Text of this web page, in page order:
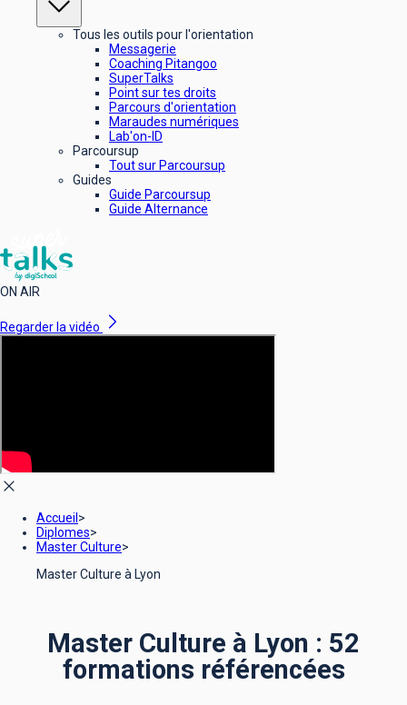
Tous les outils pour l'orientation
Messagerie
Coaching Pitangoo
SuperTalks
Point sur tes droits
Parcours d'orientation
Maraudes numériques
Lab'on-ID
Parcoursup
Tout sur Parcoursup
Guides
Guide Parcoursup
Guide Alternance
ON AIR
Regarder la vidéo
Accueil >
Diplomes>
Master Culture>
Master Culture à Lyon
Master Culture à Lyon : 52
formations référencées